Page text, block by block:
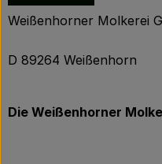
Weißenhorner Molkerei
D 89264 Weißenhorn
Die Weißenhorner